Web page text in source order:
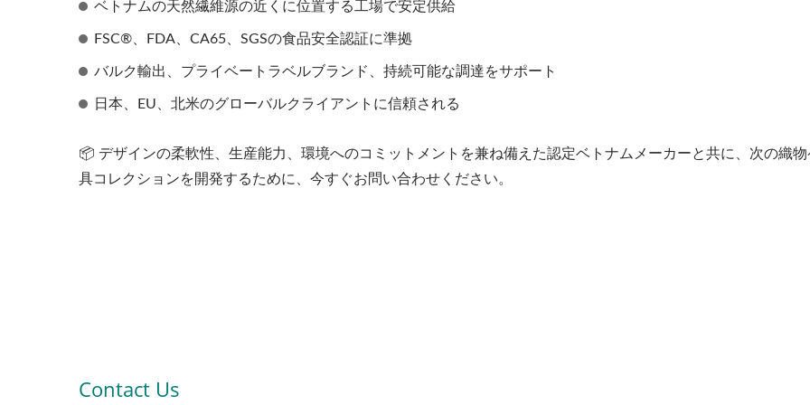
ベトナムの天然繊維源の近くに位置する工場で安定供給
FSC®、FDA、CA65、SGSの食品安全認証に準拠
バルク輸出、プライベートラベルブランド、持続可能な調達をサポート
日本、EU、北米のグローバルクライアントに信頼される
📦 デザインの柔軟性、生産能力、環境へのコミットメントを兼ね備えた認定ベトナムメーカーと共に、次の織
具コレクションを開発するために、今すぐお問い合わせください。